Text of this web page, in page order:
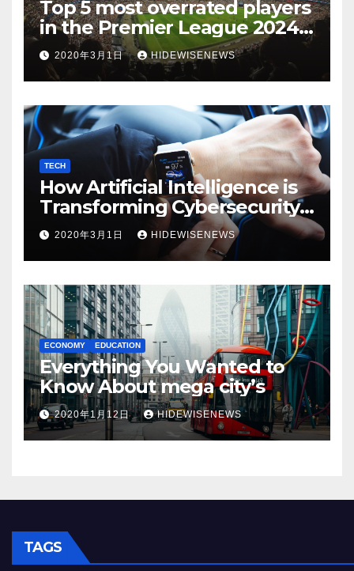
Top 5 most overrated players
in the Premier League 2024-
252020年3月1日 HIDEWISENEWS
TECH
How Artificial Intelligence is
Transforming Cybersecurity
in 2025
2020年3月1日 HIDEWISENEWS
ECONOMY EDUCATION
Everything You Wanted to
Know About mega city’s
2020年1月12日 HIDEWISENEWS
TAGS